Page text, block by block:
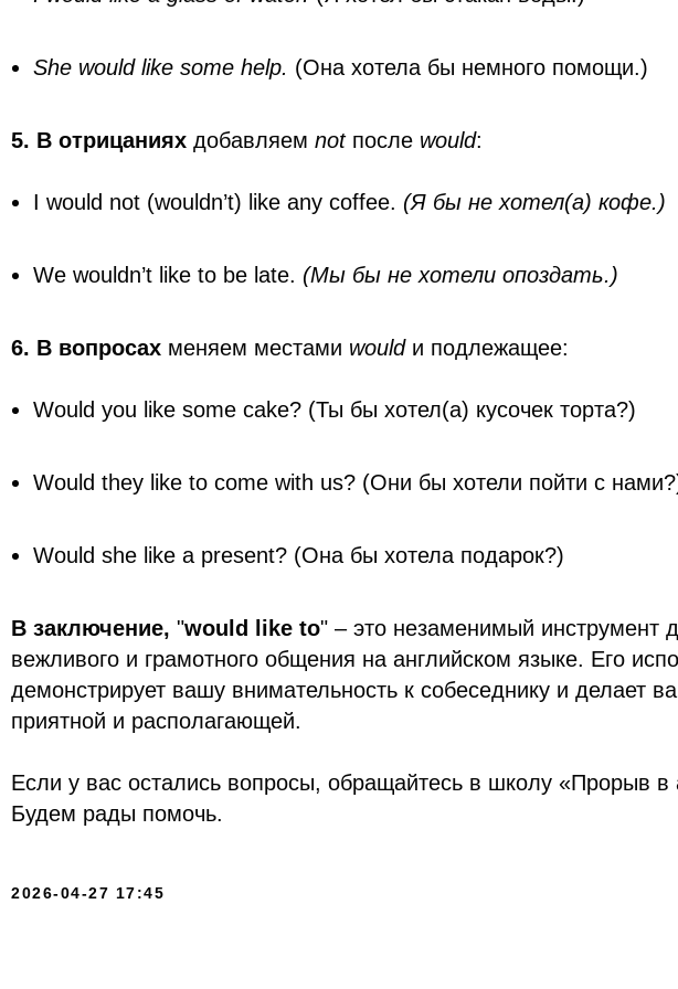
She would like some help. (Она хотела бы немного помощи.)
5. В отрицаниях добавляем notпосле would:
I would not (wouldn’t) like any coffee. (Я бы не хотел(а) кофе.)
We wouldn’t like to be late. (Мы бы не хотели опоздать.)
6. В вопросах меняем местами wouldи подлежащее:
Would you like some cake? (Ты бы хотел(а) кусочек торта?)
Would they like to come with us? (Они бы хотели пойти с
Would she like a present? (Она бы хотела подарок?)
В заключение, "would like to" – это незаменимый инструмент
вежливого и грамотного общения на английском языке. Его
демонстрирует вашу внимательность к собеседнику и делает
приятной и располагающей.
Если у вас остались вопросы, обращайтесь в школу «Прорыв в
Будем рады помочь.
2026-04-27 17:45
О школе
Отзывы
Правила оказания
Публичная оферта
Политика
+7 912 924 46 42
ИП Шаповалова
Елена
файлов